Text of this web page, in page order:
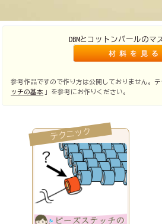
DBMとコットンパールのマ
参考作品ですので作り方は公開しておりません。テ
ッチの基本 」を参考にお作りください。